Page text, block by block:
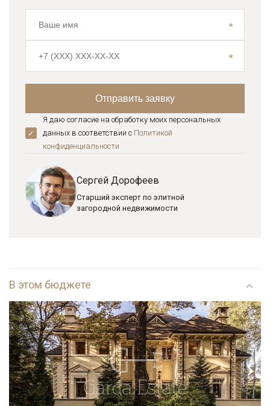
Я даю согласие на обработку моих персональных
данных в соответствии с Политикой
конфиденциальноcти
Сергей Дорофеев
Старший эксперт по элитной
загородной недвижимости
В этом бюджете